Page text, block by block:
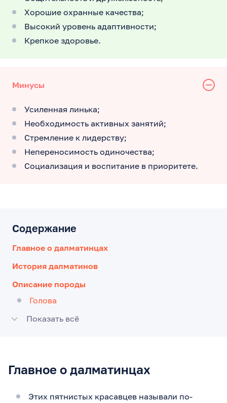
Хорошие охранные качества;
Высокий уровень адаптивности;
Крепкое здоровье.
Минусы
Усиленная линька;
Необходимость активных занятий;
Стремление к лидерству;
Непереносимость одиночества;
Социализация и воспитание в приоритете.
Содержание
Главное о далматинцах
История далматинов
Описание породы
Голова
Показать всё
Главное о далматинцах
Этих пятнистых красавцев называли по-